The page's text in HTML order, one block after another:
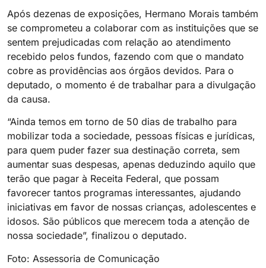
Após dezenas de exposições, Hermano Morais também
se comprometeu a colaborar com as instituições que se
sentem prejudicadas com relação ao atendimento
recebido pelos fundos, fazendo com que o mandato
cobre as providências aos órgãos devidos. Para o
deputado, o momento é de trabalhar para a divulgação
da causa.
“Ainda temos em torno de 50 dias de trabalho para
mobilizar toda a sociedade, pessoas físicas e jurídicas,
para quem puder fazer sua destinação correta, sem
aumentar suas despesas, apenas deduzindo aquilo que
terão que pagar à Receita Federal, que possam
favorecer tantos programas interessantes, ajudando
iniciativas em favor de nossas crianças, adolescentes e
idosos. São públicos que merecem toda a atenção de
nossa sociedade”, finalizou o deputado.
Foto: Assessoria de Comunicação